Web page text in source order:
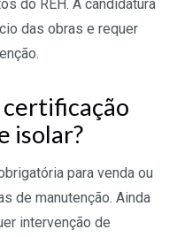
do REH. A candidatura
das obras e requer
isolar?
para venda ou
de manutenção. Ainda
intervenção de